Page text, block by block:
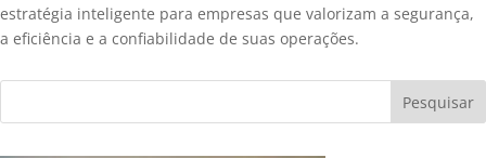
estratégia inteligente para empresas que valorizam a segurança,
a eficiência e a confiabilidade de suas operações.